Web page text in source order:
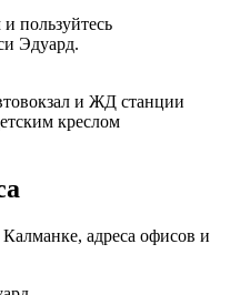
пользуйтесь
Эдуард.
и ЖД станции
креслом
адреса офисов и